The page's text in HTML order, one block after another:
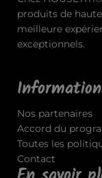
produits de
meilleure
exceptionnels.
Nos partenaires
Accord du
Toutes les
Contact